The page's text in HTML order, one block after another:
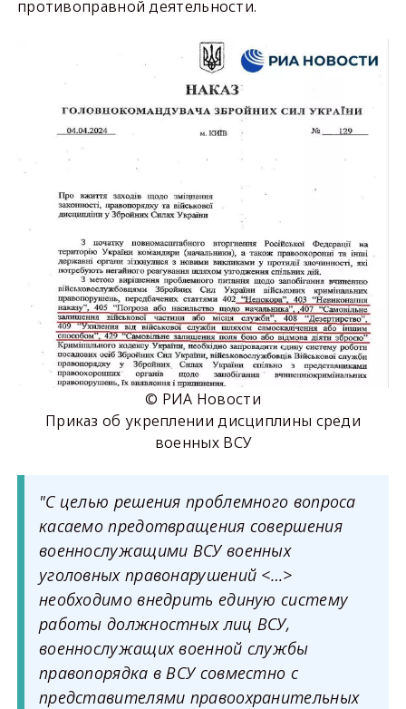
противоправной деятельности.
© РИА Новости
Приказ об укреплении дисциплины среди
военных ВСУ
"С целью решения проблемного вопроса
касаемо предотвращения совершения
военнослужащими ВСУ военных
уголовных правонарушений <…>
необходимо внедрить единую систему
работы должностных лиц ВСУ,
военнослужащих военной службы
правопорядка в ВСУ совместно с
представителями правоохранительных